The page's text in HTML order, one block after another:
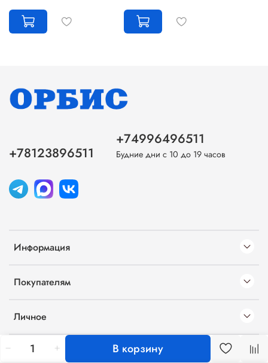
В корзину
Информация
Покупателям
Личное
+78123896511
+74996496511
Будние дни с 10 до 19 часов